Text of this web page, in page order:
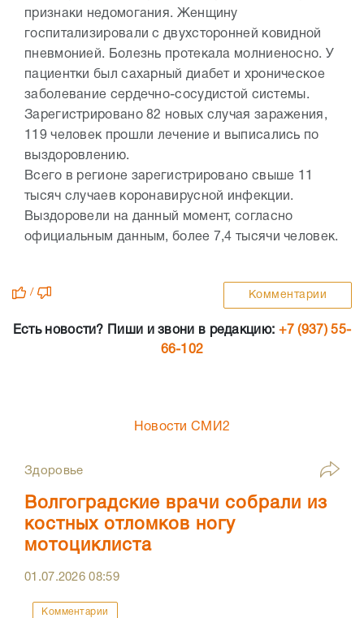
признаки недомогания. Женщину
госпитализировали с двухсторонней ковидной
пневмонией. Болезнь протекала молниеносно. У
пациентки был сахарный диабет и хроническое
заболевание сердечно-сосудистой системы.
Зарегистрировано 82 новых случая заражения,
119 человек прошли лечение и выписались по
выздоровлению.
Всего в регионе зарегистрировано свыше 11
тысяч случаев коронавирусной инфекции.
Выздоровели на данный момент, согласно
официальным данным, более 7,4 тысячи человек.
/ Комментарии
Есть новости? Пиши и звони в редакцию: +7 (937) 55-
66-102
Новости СМИ2
Здоровье
Волгоградские врачи собрали из
костных отломков ногу
мотоциклиста
01.07.202608:59
Комментарии